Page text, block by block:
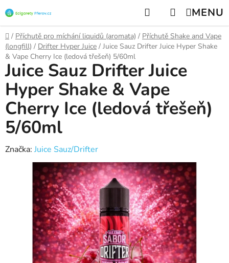
na
obsah
Hledat NÁKUPNÍ
KOŠÍK
Domů
/ Příchutě pro míchání liquidů (aromata) / Příchutě Shake and Vape
(longfill) / Drifter Hyper Juice / Juice Sauz Drifter Juice Hyper Shake
& Vape Cherry Ice (ledová třešeň) 5/60ml
Juice Sauz Drifter Juice
Hyper Shake & Vape
Cherry Ice (ledová třešeň)
5/60ml
Značka: Juice Sauz/Drifter